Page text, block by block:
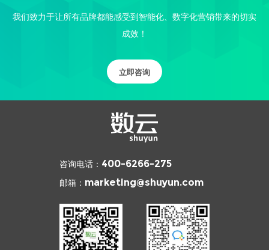
我们致力于让所有品牌都能感受到智能化、数字化营销带来的切实
成效！
立即咨询
咨询电话： 400-6266-275
邮箱： marketing@shuyun.com